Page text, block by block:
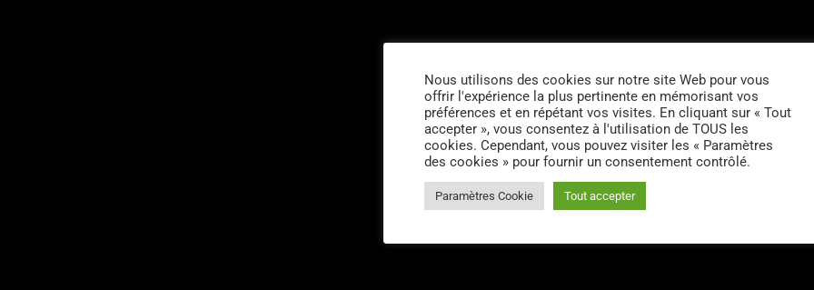
Nous utilisons des cookies sur notre site Web pour vous
offrir l'expérience la plus pertinente en mémorisant vos
préférences et en répétant vos visites. En cliquant sur « Tout
accepter », vous consentez à l'utilisation de TOUS les
cookies. Cependant, vous pouvez visiter les « Paramètres
des cookies » pour fournir un consentement contrôlé.
Paramètres Cookie Tout accepter